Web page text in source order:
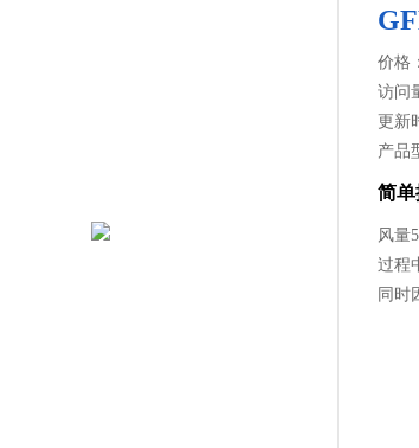
价格
访问
更新
产品
简
风量
过程
同时